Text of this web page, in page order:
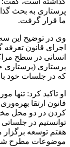
پرستاری به بحث
ما قرار گرفت.
وی در توضیح این
اجرای قانون
انسانی در سطح
پرستاری (پرستاری
که در جلسات خود با
قانون ارتقا
کردن در دو محل
توانستیم در
هفتم توسعه
موضوعات مطرح